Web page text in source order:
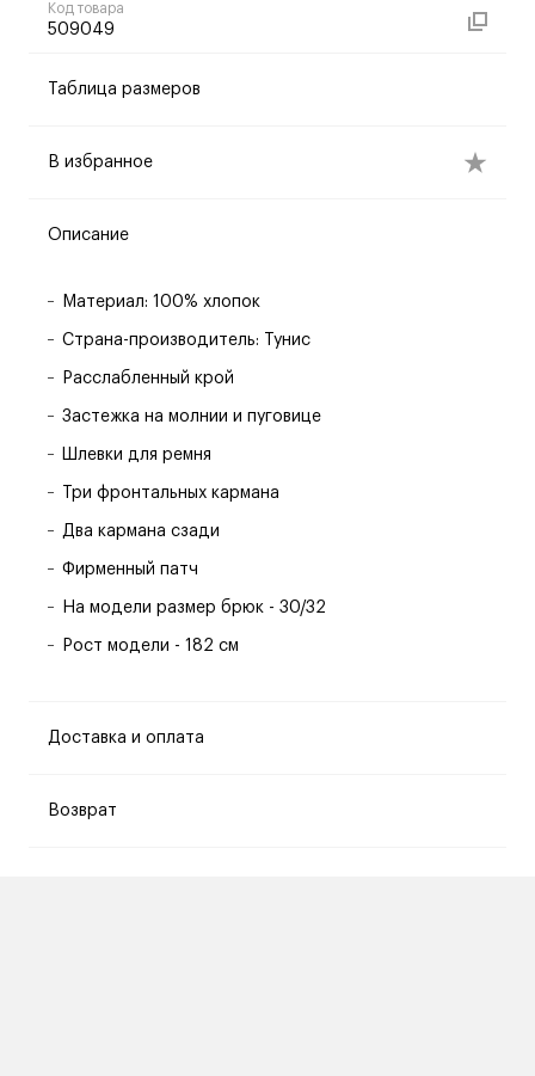
Код товара
509049
Таблица размеров
В избранное
Описание
Материал: 100% хлопок
Страна-производитель: Тунис
Расслабленный крой
Застежка на молнии и пуговице
Шлевки для ремня
Три фронтальных кармана
Два кармана сзади
Фирменный патч
На модели размер брюк - 30/32
Рост модели - 182 см
Доставка и оплата
Возврат